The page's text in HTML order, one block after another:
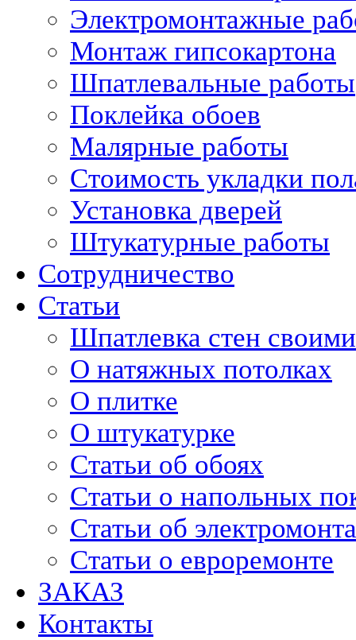
Электромонтажные
Монтаж гипсокартона
Шпатлевальные работы
Поклейка обоев
Малярные работы
Стоимость укладки
Установка дверей
Штукатурные работы
Сотрудничество
Статьи
Шпатлевка стен
О натяжных потолках
О плитке
О штукатурке
Статьи об обоях
Статьи о напольных
Статьи об
Статьи о евроремонте
ЗАКАЗ
Контакты